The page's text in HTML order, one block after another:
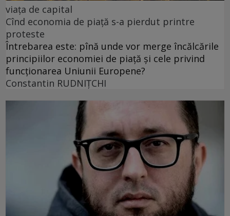
viața de capital
Cînd economia de piață s-a pierdut printre
proteste
Întrebarea este: pînă unde vor merge încălcările
principiilor economiei de piață și cele privind
funcționarea Uniunii Europene?
Constantin RUDNIŢCHI